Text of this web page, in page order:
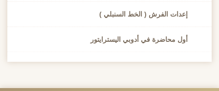
إعدات الفرش ( الخط السنبلي )
أول محاضرة في أدوبي اليسترايتور